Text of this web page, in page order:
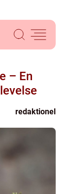
– En
redaktionel